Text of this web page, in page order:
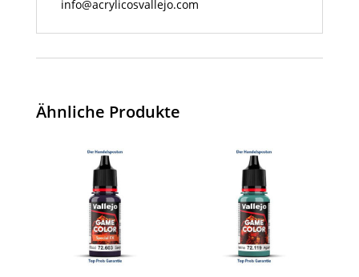
info@acrylicosvallejo.com
Ähnliche Produkte